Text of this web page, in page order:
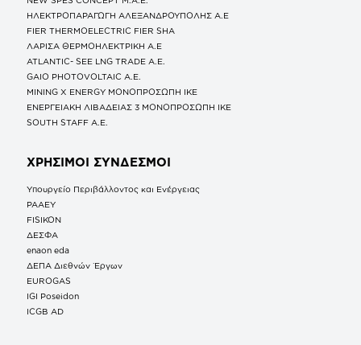
ΗΛΕΚΤΡΟΠΑΡΑΓΩΓΗ ΑΛΕΞΑΝΔΡΟΥΠΟΛΗΣ A.E
FIER THERMOELECTRIC FIER SHA
ΛΑΡΙΣΑ ΘΕΡΜΟΗΛΕΚΤΡΙΚΗ A.E
ATLANTIC- SEE LNG TRADE A.E.
GAIO PHOTOVOLTAIC Α.Ε.
MINING X ENERGY ΜΟΝΟΠΡΟΣΩΠΗ ΙΚΕ
ΕΝΕΡΓΕΙΑΚΗ ΛΙΒΑΔΕΙΑΣ 3 ΜΟΝΟΠΡΟΣΩΠΗ ΙΚΕ
SOUTH STAFF Α.Ε.
ΧΡΗΣΙΜΟΙ ΣΥΝΔΕΣΜΟΙ
Υπουργείο Περιβάλλοντος και Ενέργειας
ΡΑΑΕΥ
FISIKON
ΔΕΣΦΑ
enaon eda
ΔΕΠΑ Διεθνών Έργων
EUROGAS
IGI Poseidon
ICGB AD